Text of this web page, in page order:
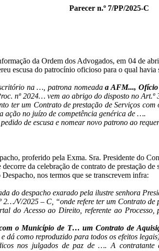
Parecer n.º 7/PP/2025-C
da Ordem dos Advogados, em 04 de
escusa do patrocínio oficioso para o qual havia
na …, patrona nomeadaa AFM...,
nº 2024… vem ao abrigo do disposto no
ter um Contrato de prestação de Serviços
ação no juízo de competência genérica de ….
de escusa e nomear novo patrono ao
proferido pela Exma. Sra. Presidente do
da celebração de contrato de prestação
nos termos que se transcrevem infra:
do despacho exarado pela ilustre senhora
V/2025 – C, “onde refere ter um Contrato de
do Acesso ao Direito, referente ao
o Município de T… um Contrato de
dá como reproduzido para todos os efeitos
nos julgados de paz de …. A contratante